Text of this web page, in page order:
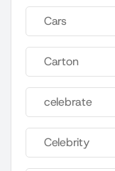
Cars
Carton
celebrate
Celebrity